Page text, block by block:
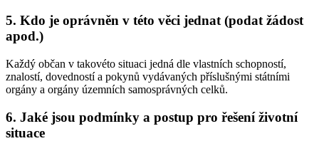
5. Kdo je oprávněn v této věci jednat (podat žádost
apod.)
Každý občan v takovéto situaci jedná dle vlastních schopností,
znalostí, dovedností a pokynů vydávaných příslušnými státními
orgány a orgány územních samosprávných celků.
6. Jaké jsou podmínky a postup pro řešení životní
situace